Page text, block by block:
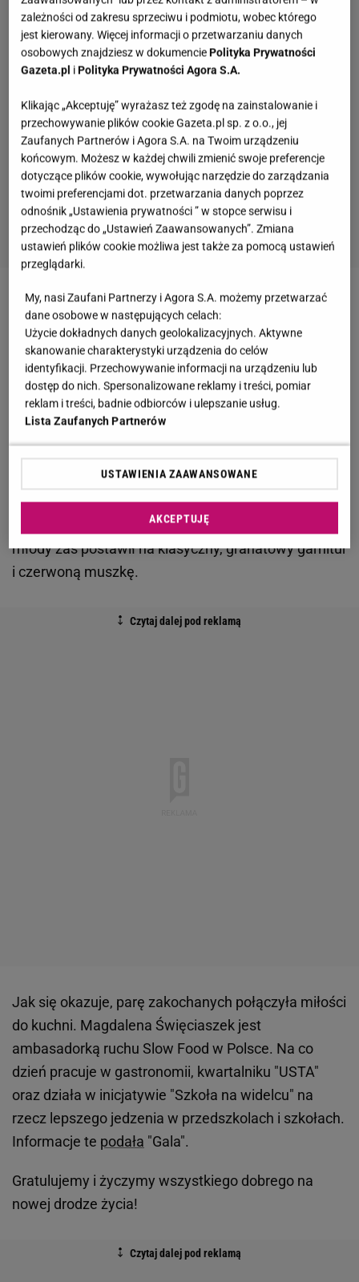
Tak - napisał krótko pan młody.
Zrobiliśmy to - poinformowała panna młoda.
>>>ZOBACZ ZDJĘCIA ZE ŚLUBU<<<
Ślub miał miejsce w podwarszawskim Ołtarzewie,
zaś wesele w Dworze Many w Tarczynie. Panna
młoda na ten wyjątkowy dzień założyła dość prostą
suknię, zaprojektowaną przez Violę Piekut.
Prezentowała się rewelacyjnie! Świeżo i z klasą! Pan
młody zaś postawił na klasyczny, granatowy garnitur
i czerwoną muszkę.
Jak się okazuje, parę zakochanych połączyła miłości
do kuchni. Magdalena Święciaszek jest
ambasadorką ruchu Slow Food w Polsce. Na co
dzień pracuje w gastronomii, kwartalniku "USTA"
oraz działa w inicjatywie "Szkoła na widelcu" na
rzecz lepszego jedzenia w przedszkolach i szkołach.
Informacje te podała "Gala".
Gratulujemy i życzymy wszystkiego dobrego na
nowej drodze życia!
zależności od zakresu sprzeciwu i podmiotu, wobec którego
jest kierowany. Więcej informacji o przetwarzaniu danych
osobowych znajdziesz w dokumenciePolityka Prywatności
Gazeta.pl iPolityka Prywatności Agora S.A.
Klikając „Akceptuję” wyrażasz też zgodę na zainstalowanie i
przechowywanie plików cookie Gazeta.pl sp. z o.o., jej
Zaufanych Partnerów i Agora S.A. na Twoim urządzeniu
końcowym. Możesz w każdej chwili zmienić swoje preferencje
dotyczące plików cookie, wywołując narzędzie do zarządzania
twoimi preferencjami dot. przetwarzania danych poprzez
odnośnik „Ustawienia prywatności ” w stopce serwisu i
przechodząc do „Ustawień Zaawansowanych”. Zmiana
ustawień plików cookie możliwa jest także za pomocą ustawień
przeglądarki.
My, nasi Zaufani Partnerzy i Agora S.A. możemy przetwarzać
dane osobowe w następujących celach:
Użycie dokładnych danych geolokalizacyjnych. Aktywne
skanowanie charakterystyki urządzenia do celów
identyfikacji. Przechowywanie informacji na urządzeniu lub
dostęp do nich. Spersonalizowane reklamy i treści, pomiar
reklam i treści, badnie odbiorców i ulepszanie usług.
Lista Zaufanych Partnerów
USTAWIENIA ZAAWANSOWANE
AKCEPTUJĘ